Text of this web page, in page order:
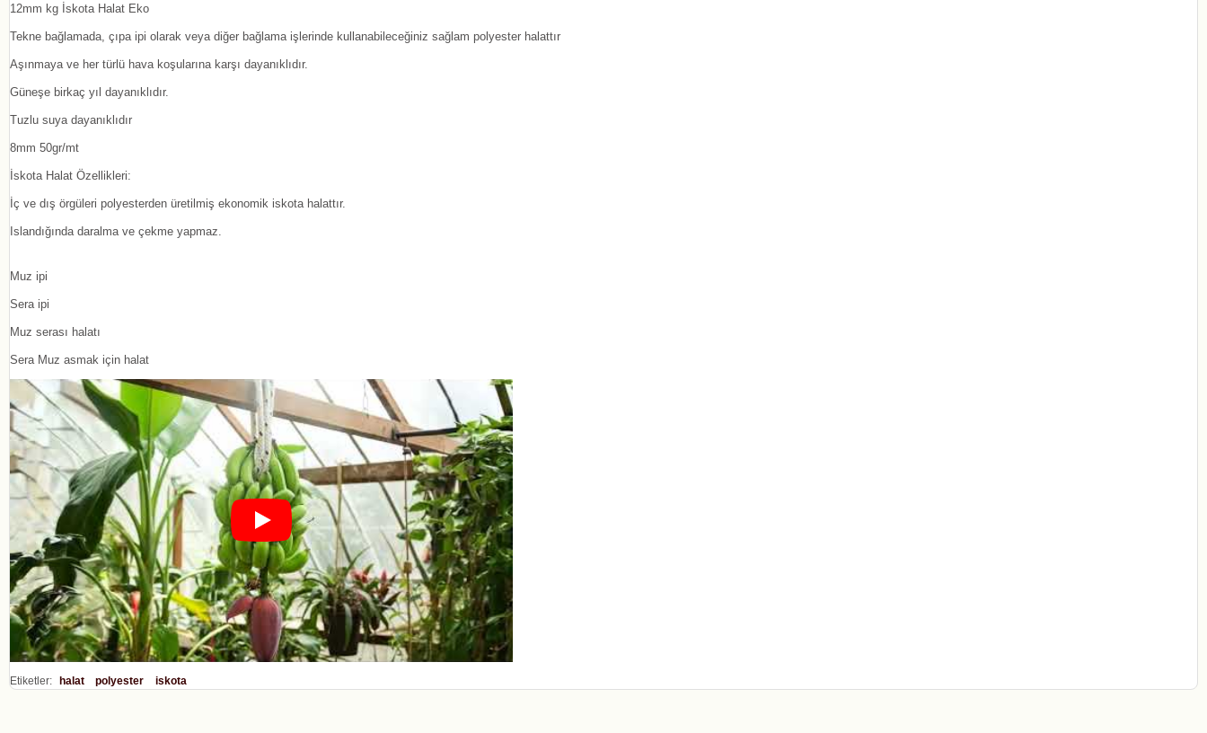
12mm kg İskota Halat Eko
Tekne bağlamada, çıpa ipi olarak veya diğer bağlama işlerinde kullanabileceğiniz sağlam polyester halattır
Aşınmaya ve her türlü hava koşularına karşı dayanıklıdır.
Güneşe birkaç yıl dayanıklıdır.
Tuzlu suya dayanıklıdır
8mm 50gr/mt
İskota Halat Özellikleri:
İç ve dış örgüleri polyesterden üretilmiş ekonomik iskota halattır.
Islandığında daralma ve çekme yapmaz.
Muz ipi
Sera ipi
Muz serası halatı
Sera Muz asmak için halat
Etiketler: halat polyester iskota